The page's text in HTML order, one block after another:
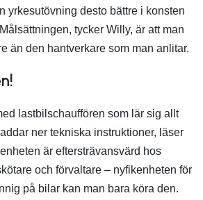
yrkesutövning desto bättre i konsten
tycker Willy, är att man
än den hantverkare som man anlitar.
lastbilschauffören som lär sig allt
ner tekniska instruktioner, läser
är eftersträvansvärd hos
och förvaltare – nyfikenheten för
på bilar kan man bara köra den.